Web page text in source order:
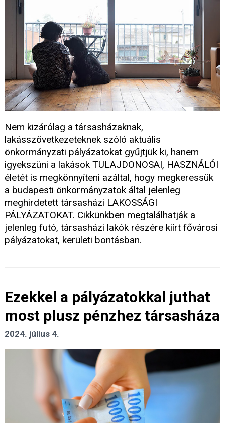
Nem kizárólag a társasházaknak,
lakásszövetkezeteknek szóló aktuális
önkormányzati pályázatokat gyűjtjük ki, hanem
igyekszüni a lakások TULAJDONOSAI, HASZNÁLÓI
életét is megkönnyíteni azáltal, hogy megkeressük
a budapesti önkormányzatok által jelenleg
meghirdetett társasházi LAKOSSÁGI
PÁLYÁZATOKAT. Cikkünkben megtalálhatják a
jelenleg futó, társasházi lakók részére kiírt fővárosi
pályázatokat, kerületi bontásban.
Ezekkel a pályázatokkal juthat
most plusz pénzhez társasháza
2024. július 4.